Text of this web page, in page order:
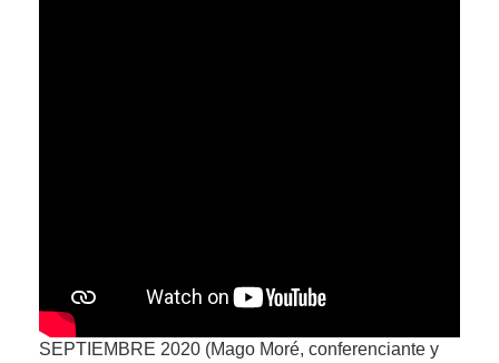
SEPTIEMBRE 2020 (Mago Moré, conferenciante y